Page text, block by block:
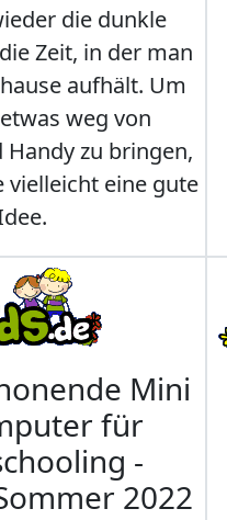
die dunkle
Zeit, in der man
aufhält. Um
weg von
Handy zu bringen,
vielleicht eine gute
Mini
für
-
2022